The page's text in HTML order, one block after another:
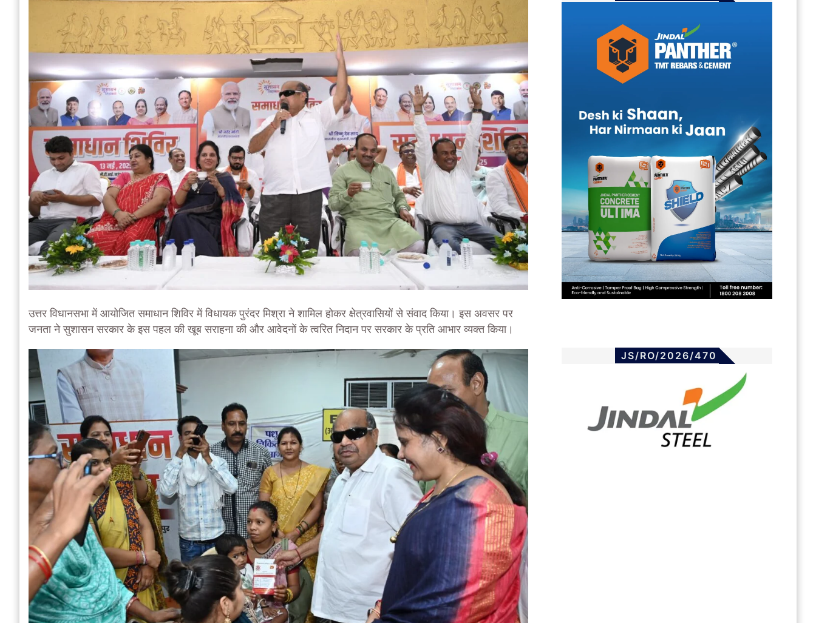
उत्तर विधानसभा में आयोजित समाधान शिविर में विधायक पुरंदर मिश्रा ने शामिल होकर क्षेत्रवासियों से संवाद किया। इस अवसर पर
जनता ने सुशासन सरकार के इस पहल की खूब सराहना की और आवेदनों के त्वरित निदान पर सरकार के प्रति आभार व्यक्त किया।
JS/RO/2026/470